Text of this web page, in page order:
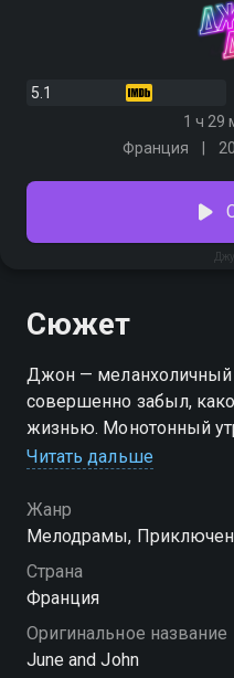
5.1
1 ч 29
Франция
Сюжет
Джон — меланхоличный
совершенно забыл,
жизнью. Монотонный
скучная работа с
серые будни уныло
злополучный день не
Судьба ли, но именно в
герой встречает Джун —
отказывается
знает, как получать
72 часа, чтобы
Читать дальше
Жанр
Мелодрамы,
Страна
Франция
Оригинальное название
June and John